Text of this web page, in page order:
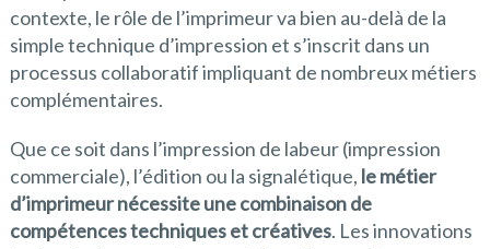
contexte, le rôle de l’imprimeur va bien au-delà de la
simple technique d’impression et s’inscrit dans un
processus collaboratif impliquant de nombreux métiers
complémentaires.
Que ce soit dans l’impression de labeur (impression
commerciale), l’édition ou la signalétique, le métier
d’imprimeur nécessite une combinaison de
compétences techniques et créatives. Les innovations